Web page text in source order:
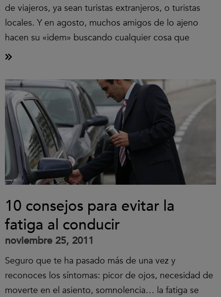
de viajeros, ya sean turistas extranjeros, o turistas
locales. Y en agosto, muchos amigos de lo ajeno
hacen su «idem» buscando cualquier cosa que
10 consejos para evitar la
fatiga al conducir
noviembre 25, 2011
Seguro que te ha pasado más de una vez y
reconoces los síntomas: picor de ojos, necesidad de
moverte en el asiento, somnolencia… la fatiga se